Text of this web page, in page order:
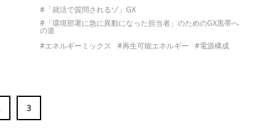
#「就活で質問されるゾ」GX
#「環境部署に急に異動になった担当者」のためのGX黒帯へ
の道
#エネルギーミックス
#再生可能エネルギー #電源構成
3